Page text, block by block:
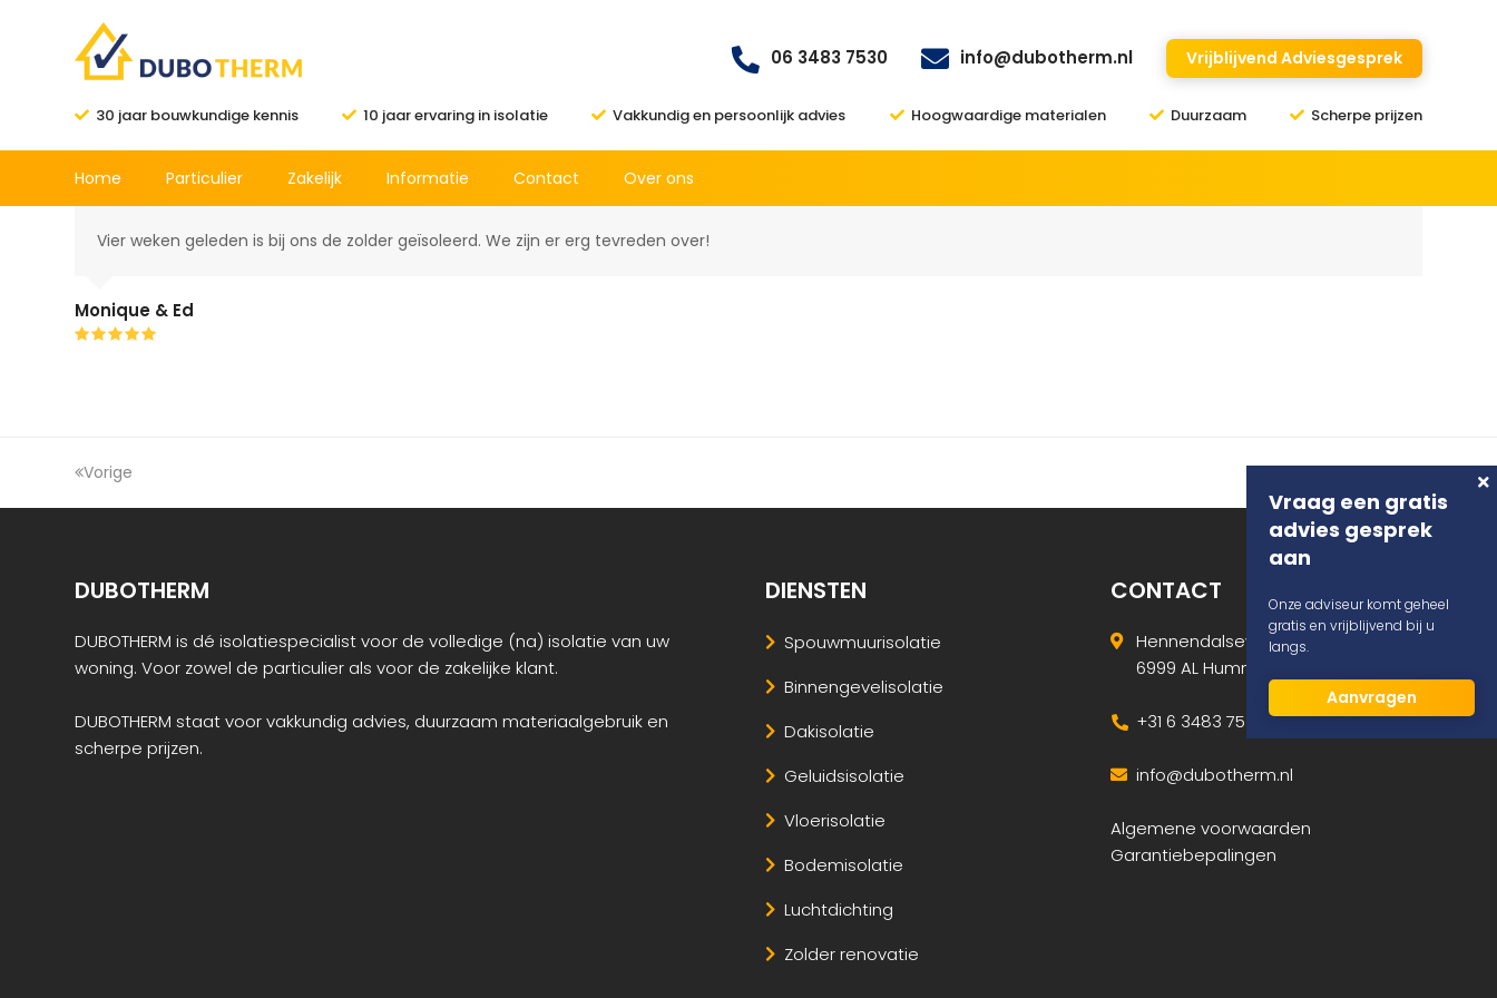
06 3483 7530 info@dubotherm.nl Vrijblijvend Adviesgesprek
30 jaar bouwkundige kennis 10 jaar ervaring in isolatie Vakkundig en persoonlijk advies Hoogwaardige materialen Duurzaam Scherpe prijzen
Home Particulier Zakelijk Informatie Contact Over ons
Vier weken geleden is bij ons de zolder geïsoleerd. We zijn er erg tevreden over!
Monique & Ed
Vorige
Vraag een gratis
advies gesprek
aan
Onze adviseur komt geheel
gratis en vrijblijvend bij u
langs.
Aanvragen
DUBOTHERM
DUBOTHERM is dé isolatiespecialist voor de volledige (na) isolatie van uw
woning. Voor zowel de particulier als voor de zakelijke klant.
DUBOTHERM staat voor vakkundig advies, duurzaam materiaalgebruik en
scherpe prijzen.
DIENSTEN
Spouwmuurisolatie
Binnengevelisolatie
Dakisolatie
Geluidsisolatie
Vloerisolatie
Bodemisolatie
Luchtdichting
Zolder renovatie
CONTACT
Hennendalseweg 6
6999 AL Hummelo
+31 6 3483 7530
info@dubotherm.nl
Algemene voorwaarden
Garantiebepalingen